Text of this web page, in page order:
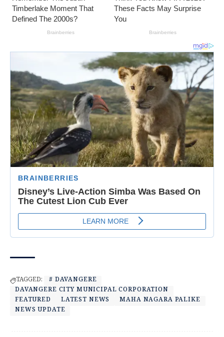
TAGGED:
# DAVANGERE
DAVANGERE CITY MUNICIPAL CORPORATION
FEATURED
LATEST NEWS
MAHA NAGARA PALIKE
NEWS UPDATE